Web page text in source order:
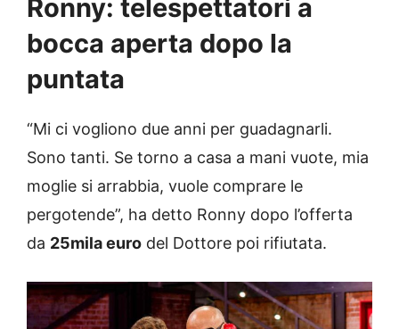
Ronny: telespettatori a
bocca aperta dopo la
puntata
“Mi ci vogliono due anni per guadagnarli.
Sono tanti. Se torno a casa a mani vuote, mia
moglie si arrabbia, vuole comprare le
pergotende”, ha detto Ronny dopo l’offerta
da 25mila euro del Dottore poi rifiutata.